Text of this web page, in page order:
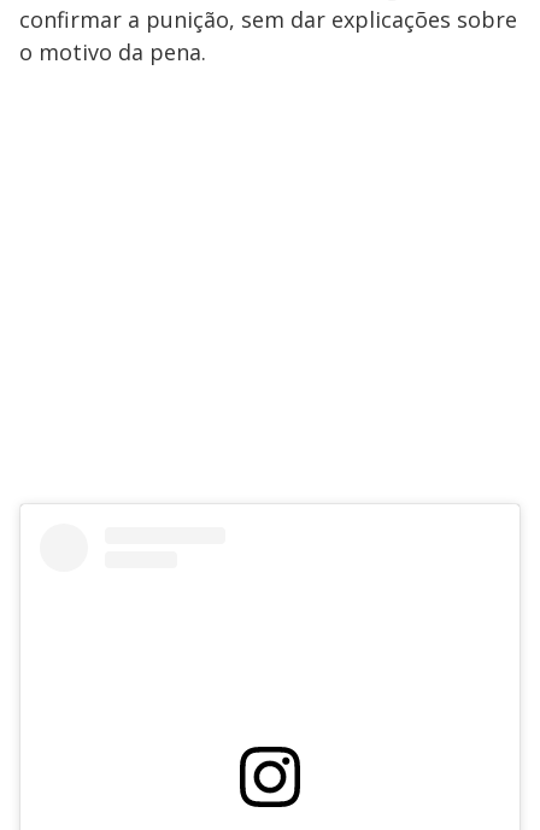
confirmar a punição, sem dar explicações sobre
o motivo da pena.